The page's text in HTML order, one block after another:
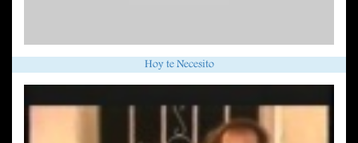
Hoy te Necesito